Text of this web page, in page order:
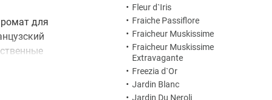
для
Paul
• Fleur d`Iris
• Fraiche Passiflore
• Fraicheur Muskissime
• Fraicheur Muskissime
Extravagante
• Freezia d`Or
• Jardin Blanc
• Jardin Du Neroli